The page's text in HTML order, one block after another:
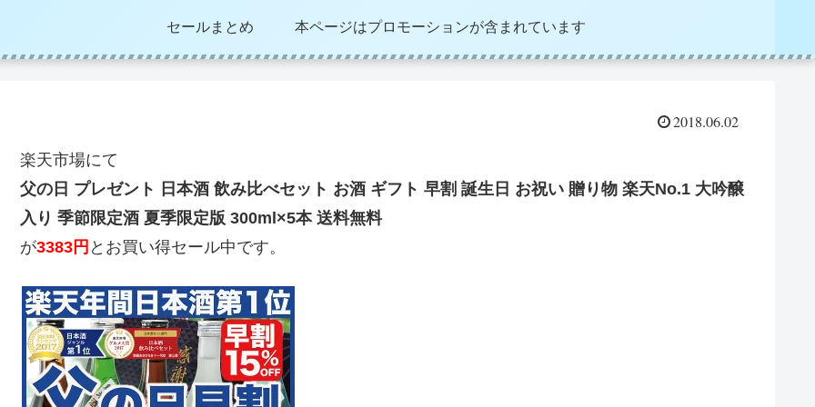
セールまとめ 本ページはプロモーションが含まれています
2018.06.02
楽天市場にて
父の日 プレゼント 日本酒 飲み比べセット お酒 ギフト 早割 誕生日 お祝い 贈り物 楽天No.1 大吟醸
入り 季節限定酒 夏季限定版 300ml×5本 送料無料
が3383円 とお買い得セール中です。